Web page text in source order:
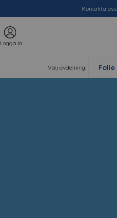
Kontakta oss
Logga In
Välj avdelning: